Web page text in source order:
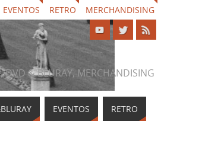
EVENTOS RETRO MERCHANDISING
DVD & BLURAY, MERCHANDISING
EVENTOS RETRO